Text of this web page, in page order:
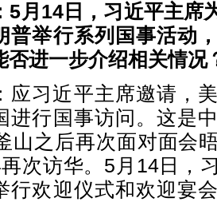
5月14日，习近平主席
普举行系列国事活动
否进一步介绍相关情况
应习近平主席邀请，
进行国事访问。这是
山之后再次面对面会
次访华。5月14日，
行欢迎仪式和欢迎宴